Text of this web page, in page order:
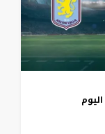
اليوم